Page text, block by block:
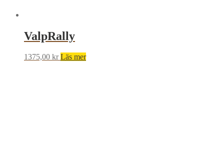
ValpRally
1375,00 kr Läs mer